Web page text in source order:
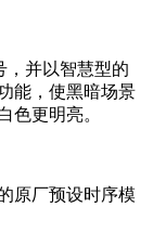
，并以智慧型的
能，使黑暗场景
色更明亮。
原厂预设时序模